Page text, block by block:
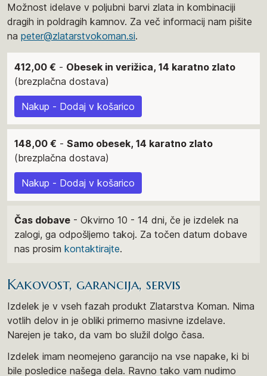
Možnost idelave v poljubni barvi zlata in kombinaciji
dragih in poldragih kamnov. Za več informacij nam pišite
na peter@zlatarstvokoman.si.
412,00 € - Obesek in verižica, 14 karatno zlato
(brezplačna dostava)
Nakup - Dodaj v košarico
148,00 € - Samo obesek, 14 karatno zlato
(brezplačna dostava)
Nakup - Dodaj v košarico
Čas dobave - Okvirno 10 - 14 dni, če je izdelek na
zalogi, ga odpošljemo takoj. Za točen datum dobave
nas prosim kontaktirajte.
Kakovost, garancija, servis
Izdelek je v vseh fazah produkt Zlatarstva Koman. Nima
votlih delov in je obliki primerno masivne izdelave.
Narejen je tako, da vam bo služil dolgo časa.
Izdelek imam neomejeno garancijo na vse napake, ki bi
bile posledice našega dela. Ravno tako vam nudimo